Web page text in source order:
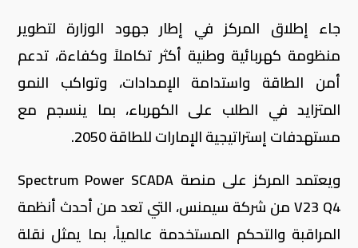
جاء إطلاق المركز في إطار جهود الوزارة لتطوير
منظومة كهربائية وطنية أكثر تكاملاً وكفاءة، تدعم
أمن الطاقة واستدامة الإمدادات، وتواكب النمو
المتزايد في الطلب على الكهرباء، بما ينسجم مع
مستهدفات إستراتيجية الإمارات للطاقة 2050.
ويعتمد المركز على منصة Spectrum Power SCADA
V23 Q4 من شركة سيمنس، التي تعد من أحدث أنظمة
المراقبة والتحكم المستخدمة عالمياً، بما يمثل نقلة